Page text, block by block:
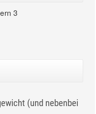
3
(und nebenbei